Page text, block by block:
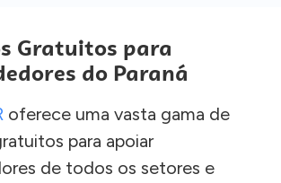
Gratuitos para
do Paraná
oferece uma vasta gama de
para apoiar
de todos os setores e